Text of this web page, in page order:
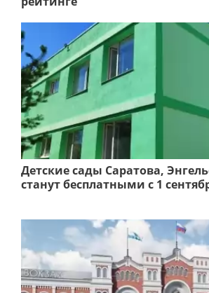
Детские сады Саратова,
станут бесплатными с 1